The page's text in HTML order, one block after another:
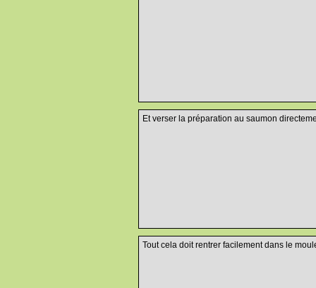
Et verser la préparation au saumon
Tout cela doit rentrer facilement dans le